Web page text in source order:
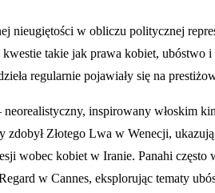
nieugiętości w obliczu politycznej
takie jak prawa kobiet,
regularnie pojawiały się na
inspirowany
Złotego Lwa w Wenecji,
wobec kobiet w Iranie. Panahi
w Cannes, eksplorując tematy